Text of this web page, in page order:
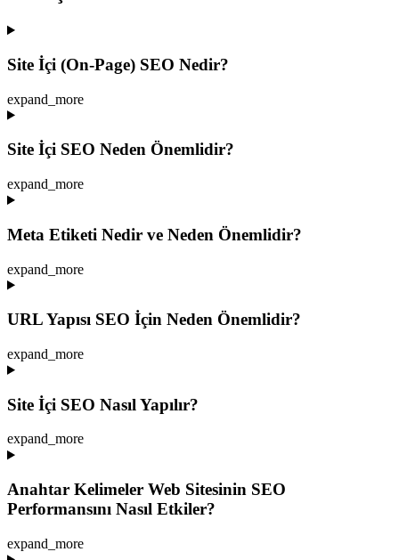
Site İçi (On-Page) SEO Nedir?
expand_more
Site İçi SEO Neden Önemlidir?
expand_more
Meta Etiketi Nedir ve Neden Önemlidir?
expand_more
URL Yapısı SEO İçin Neden Önemlidir?
expand_more
Site İçi SEO Nasıl Yapılır?
expand_more
Anahtar Kelimeler Web Sitesinin SEO
Performansını Nasıl Etkiler?
expand_more